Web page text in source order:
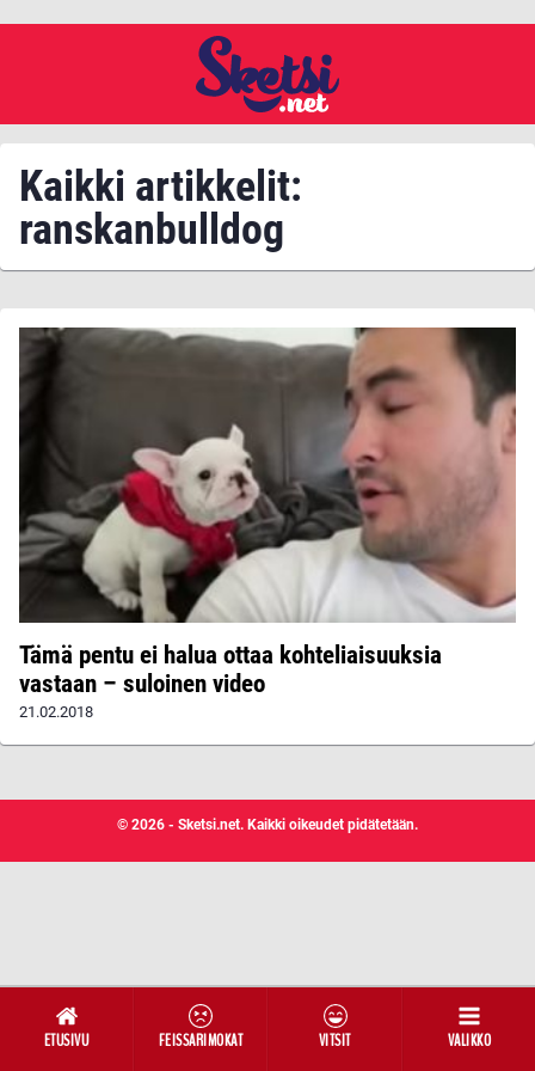
ETUSIVU FEISSARIMOKAT VITSIT VALIKKO
Kaikki artikkelit:
ranskanbulldog
Tämä pentu ei halua ottaa kohteliaisuuksia
vastaan – suloinen video
21.02.2018
© 2026 - Sketsi.net. Kaikki oikeudet pidätetään.